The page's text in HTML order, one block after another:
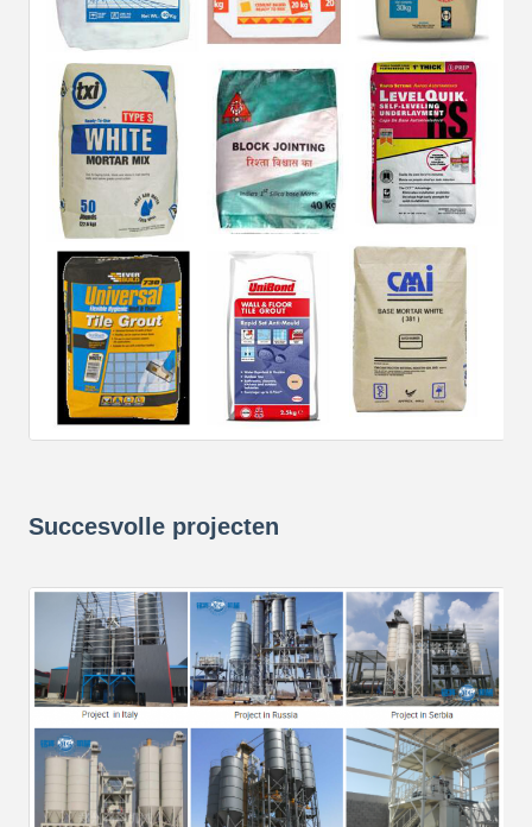
Succesvolle projecten